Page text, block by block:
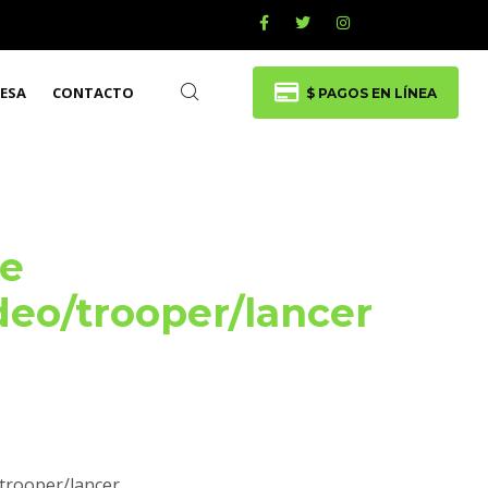
CONTACTO $ PAGOS EN LÍNEA
trooper/lancer